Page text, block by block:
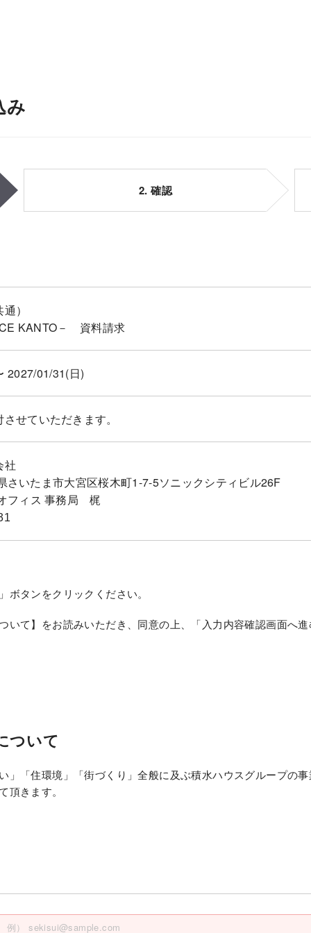
み
2. 確認
）
KANTO－ 資料請求
2027/01/31(日)
せていただきます。
社
さいたま市大宮区桜木町1-7-5ソニックシティビル26F
フィス 事務局 梶
タンをクリックください。
いて】をお読みいただき、同意の上、「入力内容確認画面へ
ついて
」「住環境」「街づくり」全般に及ぶ積水ハウスグループの
きます。